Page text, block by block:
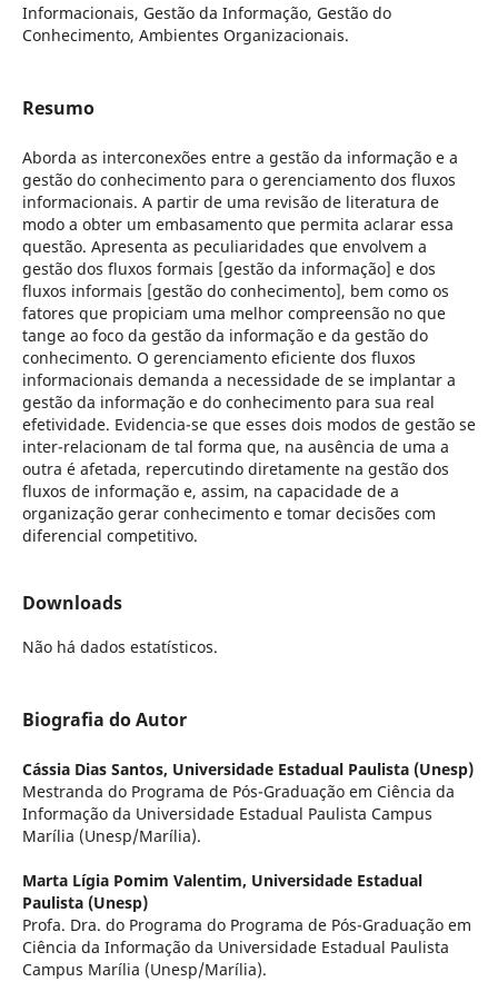
Informacionais, Gestão da Informação, Gestão do
Conhecimento, Ambientes Organizacionais.
Resumo
Aborda as interconexões entre a gestão da informação e a
gestão do conhecimento para o gerenciamento dos fluxos
informacionais. A partir de uma revisão de literatura de
modo a obter um embasamento que permita aclarar essa
questão. Apresenta as peculiaridades que envolvem a
gestão dos fluxos formais [gestão da informação] e dos
fluxos informais [gestão do conhecimento], bem como os
fatores que propiciam uma melhor compreensão no que
tange ao foco da gestão da informação e da gestão do
conhecimento. O gerenciamento eficiente dos fluxos
informacionais demanda a necessidade de se implantar a
gestão da informação e do conhecimento para sua real
efetividade. Evidencia-se que esses dois modos de gestão se
inter-relacionam de tal forma que, na ausência de uma a
outra é afetada, repercutindo diretamente na gestão dos
fluxos de informação e, assim, na capacidade de a
organização gerar conhecimento e tomar decisões com
diferencial competitivo.
Downloads
Não há dados estatísticos.
Biografia do Autor
Cássia Dias Santos, Universidade Estadual Paulista (Unesp)
Mestranda do Programa de Pós-Graduação em Ciência da
Informação da Universidade Estadual Paulista Campus
Marília (Unesp/Marília).
Marta Lígia Pomim Valentim, Universidade Estadual
Paulista (Unesp)
Profa. Dra. do Programa do Programa de Pós-Graduação em
Ciência da Informação da Universidade Estadual Paulista
Campus Marília (Unesp/Marília).